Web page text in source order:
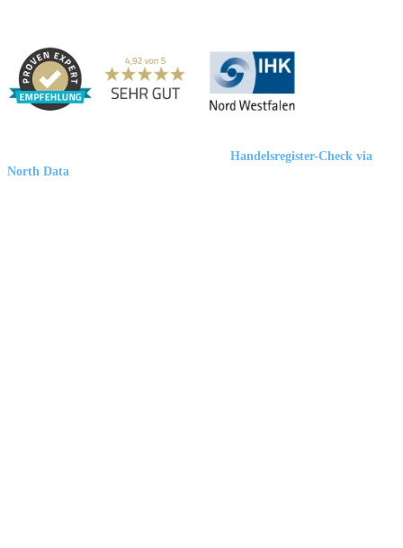
Handelsregister-Check via
North Data